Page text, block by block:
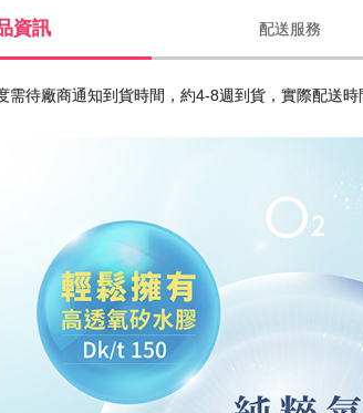
資訊 配送服務
待廠商通知到貨時間，約4-8週到貨，實際配送時